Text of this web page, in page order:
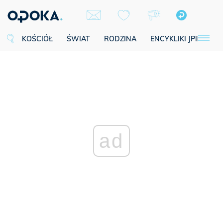
KOŚCIÓŁ ŚWIAT RODZINA ENCYKLIKI JPII
ad